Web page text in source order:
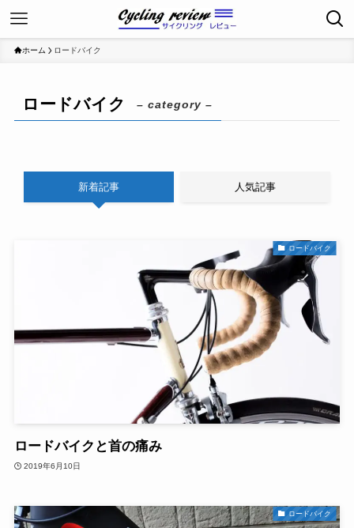
ホーム ロードバイク
ロードバイク – category –
新着記事 人気記事
ロードバイク
ロードバイクと首の痛み
2019年6月10日
ロードバイク